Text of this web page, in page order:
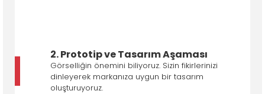
2. Prototip ve Tasarım Aşaması
Görselliğin önemini biliyoruz. Sizin fikirlerinizi
dinleyerek markanıza uygun bir tasarım
oluşturuyoruz.